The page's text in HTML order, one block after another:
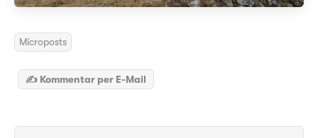
Microposts
✍️ Kommentar per E-Mail